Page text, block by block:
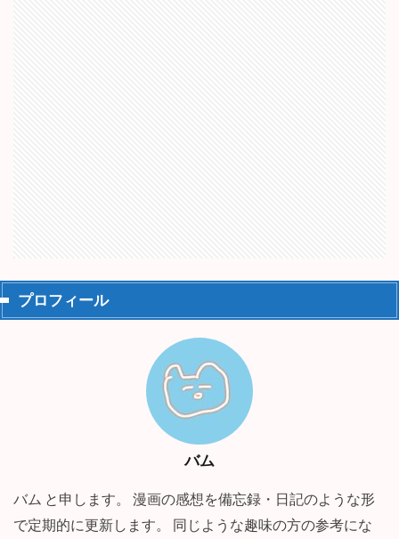
プロフィール
バム
バム と申します。 漫画の感想を備忘録・日記のような形
で定期的に更新します。 同じような趣味の方の参考にな